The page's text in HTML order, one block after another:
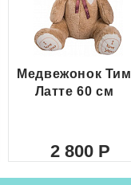
Медвежонок Тим
Латте 60 см
2 800